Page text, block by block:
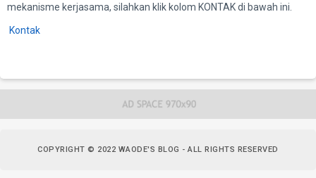
mekanisme kerjasama, silahkan klik kolom KONTAK di bawah ini.
Kontak
COPYRIGHT © 2022 WAODE'S BLOG - ALL RIGHTS RESERVED